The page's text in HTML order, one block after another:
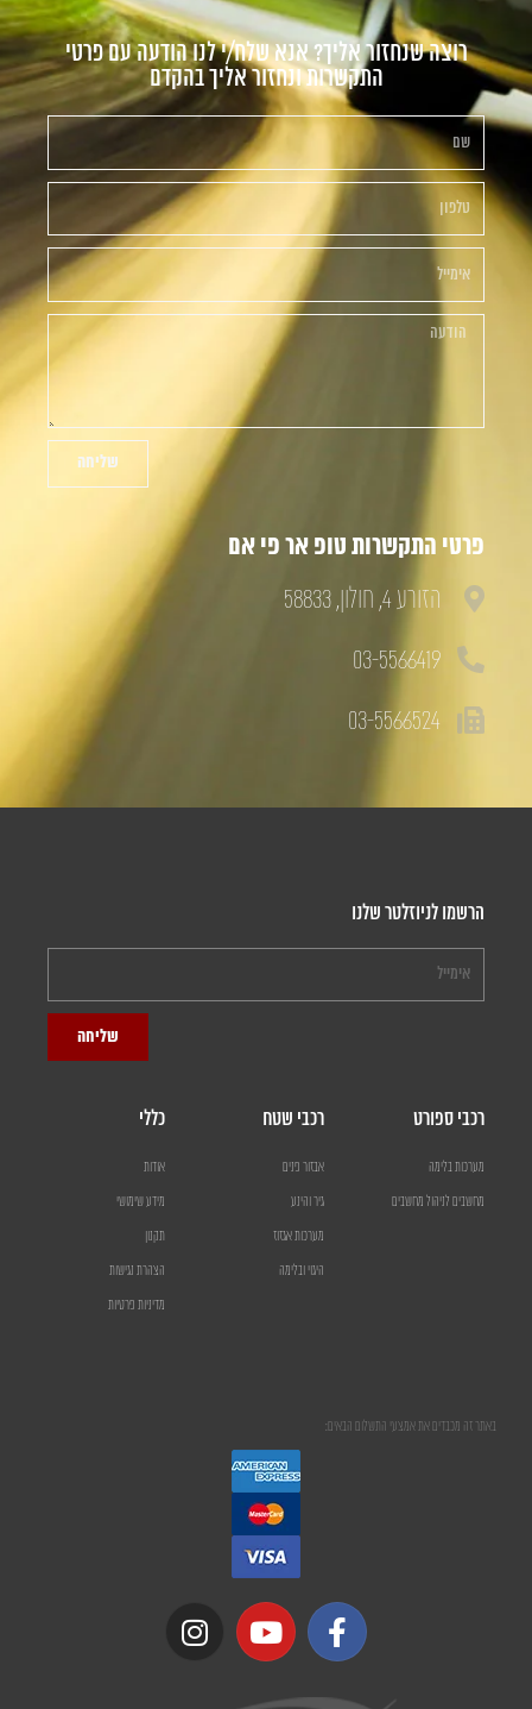
רוצה שנחזור אליך? אנא שלח/י לנו הודעה עם פרטי
התקשרות ונחזור אליך בהקדם
שליחה
פרטי התקשרות טופ אר פי אם
הזורע 4, חולון, 58833
03-5566419
03-5566524
הרשמו לניוזלטר שלנו
שליחה
רכבי ספורט
מערכות בלימה
מחשבים לניהול מחשבים
רכבי שטח
אבזור פנים
גיר והינע
מערכות אגזוז
היגוי ובלימה
כללי
אודות
מידע שימושי
תקנון
הצהרת נגישות
מדיניות פרטיות
באתר זה מכבדים את אמצעי התשלום הבאים: